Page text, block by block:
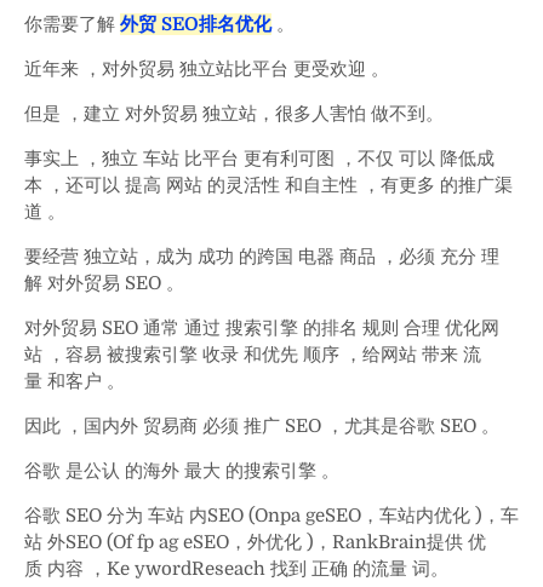
你需要了解 外贸 SEO排名优化。
近年来 ，对外贸易 独立站比平台 更受欢迎 。
但是 ，建立 对外贸易 独立站，很多人害怕 做不到。
事实上 ，独立 车站 比平台 更有利可图 ，不仅 可以 降低成
本 ，还可以 提高 网站 的灵活性 和自主性 ，有更多 的推广渠
道 。
要经营 独立站，成为 成功 的跨国 电器 商品 ，必须 充分 理
解 对外贸易 SEO 。
对外贸易 SEO 通常 通过 搜索引擎 的排名 规则 合理 优化网
站 ，容易 被搜索引擎 收录 和优先 顺序 ，给网站 带来 流
量 和客户 。
因此 ，国内外 贸易商 必须 推广 SEO ，尤其是谷歌 SEO 。
谷歌 是公认 的海外 最大 的搜索引擎 。
谷歌 SEO 分为 车站 内SEO (Onpa geSEO，车站内优化 )，车
站 外SEO (Of fp ag eSEO，外优化 )，RankBrain提供 优
质 内容 ，Ke ywordReseach 找到 正确 的流量 词。